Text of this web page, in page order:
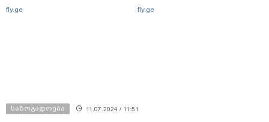
fly.ge fly.ge
საზოგადოება 11.07.2024 / 11:51